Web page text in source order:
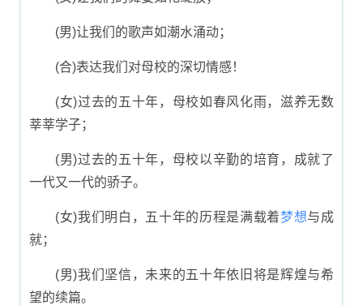
(男)让我们的歌声如潮水涌动；
(合)表达我们对母校的深切情感！
(女)过去的五十年，母校如春风化雨，滋养无数
莘莘学子；
(男)过去的五十年，母校以辛勤的培育，成就了
一代又一代的骄子。
(女)我们明白，五十年的历程是满载着梦想与成
就；
(男)我们坚信，未来的五十年依旧将是辉煌与希
望的续篇。